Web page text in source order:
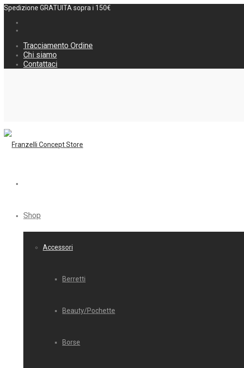
Spedizione GRATUITA sopra i 150€
Tracciamento Ordine
Chi siamo
Contattaci
Shop
Accessori
Berretti
Beauty/Pochette
Borse